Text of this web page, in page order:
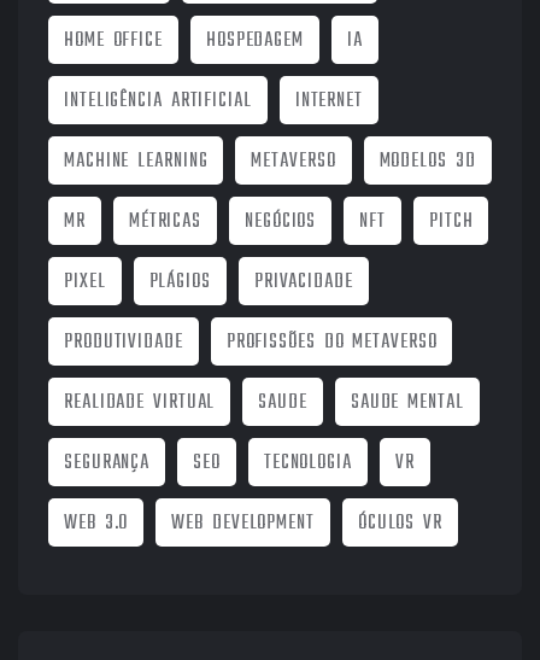
HOME OFFICE
HOSPEDAGEM
IA
INTELIGÊNCIA ARTIFICIAL
INTERNET
MACHINE LEARNING
METAVERSO
MODELOS 3D
MR
MÉTRICAS NEGÓCIOS NFT
PITCH
PIXEL
PLÁGIOS
PRIVACIDADE
PRODUTIVIDADE
PROFISSÕES DO METAVERSO
REALIDADE VIRTUAL
SAUDE
SAUDE MENTAL
SEGURANÇA
SEO TECNOLOGIA
VR
WEB 3.0
WEB DEVELOPMENT ÓCULOS VR